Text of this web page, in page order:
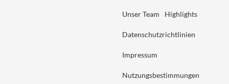
Unser Team Highlights
Datenschutzrichtlinien
Impressum
Nutzungsbestimmungen